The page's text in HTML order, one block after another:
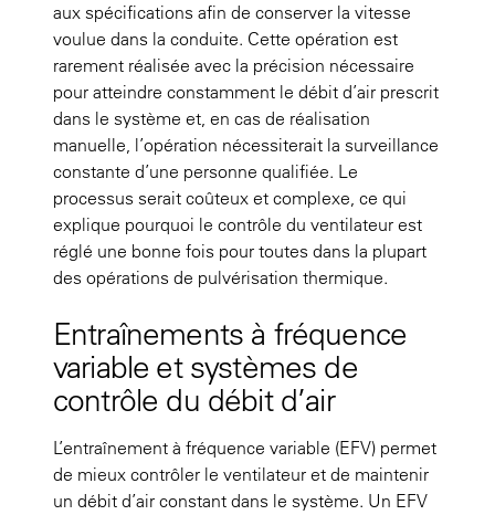
aux spécifications afin de conserver la vitesse
voulue dans la conduite. Cette opération est
rarement réalisée avec la précision nécessaire
pour atteindre constamment le débit d’air prescrit
dans le système et, en cas de réalisation
manuelle, l’opération nécessiterait la surveillance
constante d’une personne qualifiée. Le
processus serait coûteux et complexe, ce qui
explique pourquoi le contrôle du ventilateur est
réglé une bonne fois pour toutes dans la plupart
des opérations de pulvérisation thermique.
Entraînements à fréquence
variable et systèmes de
contrôle du débit d’air
L’entraînement à fréquence variable (EFV) permet
de mieux contrôler le ventilateur et de maintenir
un débit d’air constant dans le système. Un EFV